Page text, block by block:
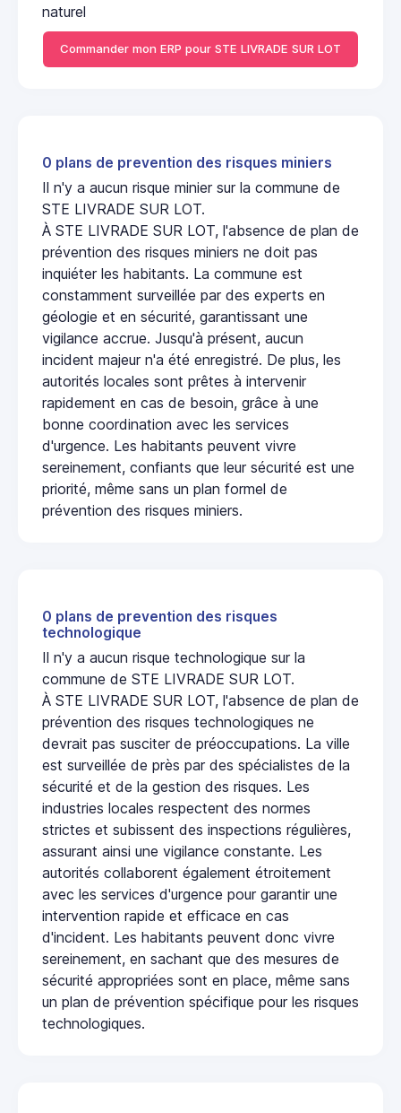
naturel
Commander mon ERP pour STE LIVRADE SUR LOT
0 plans de prevention des risques miniers
Il n'y a aucun risque minier sur la commune de
STE LIVRADE SUR LOT.
À STE LIVRADE SUR LOT, l'absence de plan de
prévention des risques miniers ne doit pas
inquiéter les habitants. La commune est
constamment surveillée par des experts en
géologie et en sécurité, garantissant une
vigilance accrue. Jusqu'à présent, aucun
incident majeur n'a été enregistré. De plus, les
autorités locales sont prêtes à intervenir
rapidement en cas de besoin, grâce à une
bonne coordination avec les services
d'urgence. Les habitants peuvent vivre
sereinement, confiants que leur sécurité est une
priorité, même sans un plan formel de
prévention des risques miniers.
0 plans de prevention des risques
technologique
Il n'y a aucun risque technologique sur la
commune de STE LIVRADE SUR LOT.
À STE LIVRADE SUR LOT, l'absence de plan de
prévention des risques technologiques ne
devrait pas susciter de préoccupations. La ville
est surveillée de près par des spécialistes de la
sécurité et de la gestion des risques. Les
industries locales respectent des normes
strictes et subissent des inspections régulières,
assurant ainsi une vigilance constante. Les
autorités collaborent également étroitement
avec les services d'urgence pour garantir une
intervention rapide et efficace en cas
d'incident. Les habitants peuvent donc vivre
sereinement, en sachant que des mesures de
sécurité appropriées sont en place, même sans
un plan de prévention spécifique pour les risques
technologiques.